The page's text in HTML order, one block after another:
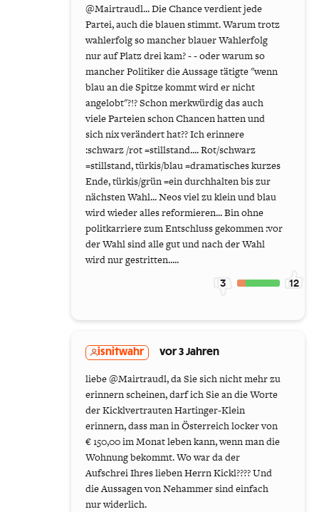
@Mairtraudl... Die Chance verdient jede
Partei, auch die blauen stimmt. Warum trotz
wahlerfolg so mancher blauer Wahlerfolg
nur auf Platz drei kam? - - oder warum so
mancher Politiker die Aussage tätigte "wenn
blau an die Spitze kommt wird er nicht
angelobt"?!? Schon merkwürdig das auch
viele Parteien schon Chancen hatten und
sich nix verändert hat?? Ich erinnere
:schwarz /rot =stillstand.... Rot/schwarz
=stillstand, türkis/blau =dramatisches kurzes
Ende, türkis/grün =ein durchhalten bis zur
nächsten Wahl... Neos viel zu klein und blau
wird wieder alles reformieren... Bin ohne
politkarriere zum Entschluss gekommen :vor
der Wahl sind alle gut und nach der Wahl
wird nur gestritten.....
3 12
isnitwahr vor 3 Jahren
liebe @Mairtraudl, da Sie sich nicht mehr zu
erinnern scheinen, darf ich Sie an die Worte
der Kicklvertrauten Hartinger-Klein
erinnern, dass man in Österreich locker von
€ 150,00 im Monat leben kann, wenn man die
Wohnung bekommt. Wo war da der
Aufschrei Ihres lieben Herrn Kickl???? Und
die Aussagen von Nehammer sind einfach
nur widerlich.